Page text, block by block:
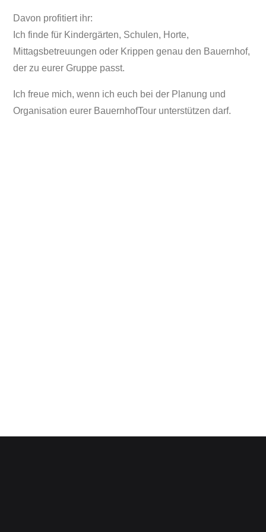
Davon profitiert ihr:
Ich finde für Kindergärten, Schulen, Horte,
Mittagsbetreuungen oder Krippen genau den Bauernhof,
der zu eurer Gruppe passt.
Ich freue mich, wenn ich euch bei der Planung und
Organisation eurer BauernhofTour unterstützen darf.